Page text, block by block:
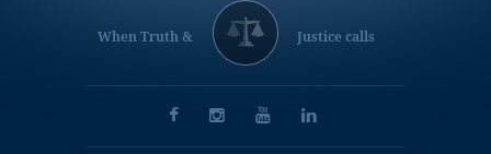
When Truth & Justice calls